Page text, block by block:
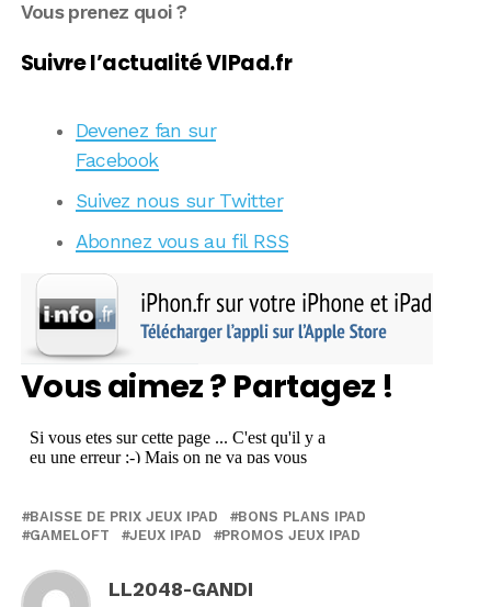
Vous prenez quoi ?
Suivre l’actualité VIPad.fr
Devenez fan sur
Facebook
Suivez nous sur Twitter
Abonnez vous au fil RSS
Vous aimez ? Partagez !
BAISSE DE PRIX JEUX IPAD
BONS PLANS IPAD
GAMELOFT
JEUX IPAD PROMOS JEUX IPAD
LL2048-GANDI